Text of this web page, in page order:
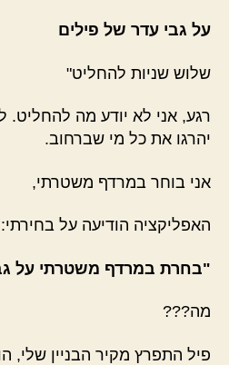
על גבי עדר של פילים
שלוש שניות להחליט"
רגע, אני לא יודע מה להחליט.
יהרגו את כל מי שברחוב.
אני בוחר במרדף משטרתי,
האפליקציה הודיעה על בחירתי:
"בחרת במרדף משטרתי על
מה???
פיל התפרץ מקיר הבניין שלי,